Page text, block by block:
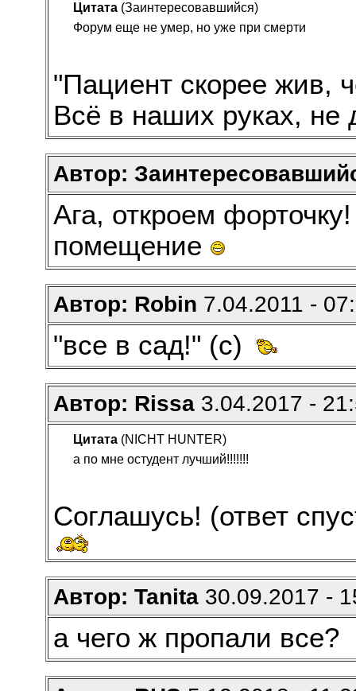
Цитата (Заинтересовавшийся)
Форум еще не умер, но уже при смерти
"Пациент скорее жив,
Всё в наших руках,
Автор:
Ага, откроем
помещение
Автор: Robin 7.04.2011 -
"все в сад!" (с)
Автор: Rissa3.04.2017 -
Цитата (NICHT HUNTER)
а по мне остудент лучший!!!!!!!
Соглашусь! (ответ
Автор: Tanita30.09.2017 -
а чего ж пропали все?